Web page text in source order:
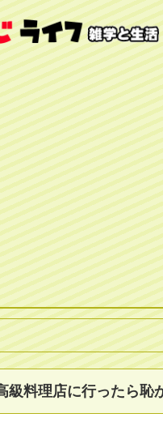
級料理店に行ったら恥